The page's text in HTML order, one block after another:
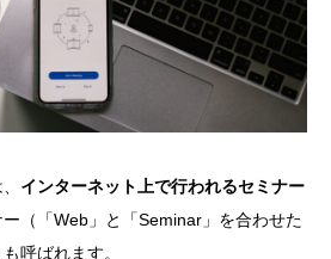
インターネット上で行われるセミナー
ー（「Web」と「Seminar」を合わせた
呼ばれます。